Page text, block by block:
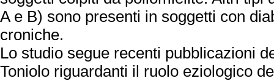
A e B) sono presenti in soggetti con
croniche.
Lo studio segue recenti pubblicazioni
Toniolo riguardanti il ruolo eziologico